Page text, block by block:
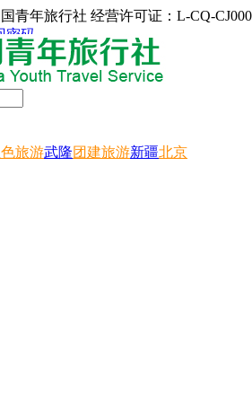
青年旅行社 经营许可证：L-CQ-
密码
旅游武隆团建旅游新疆北京